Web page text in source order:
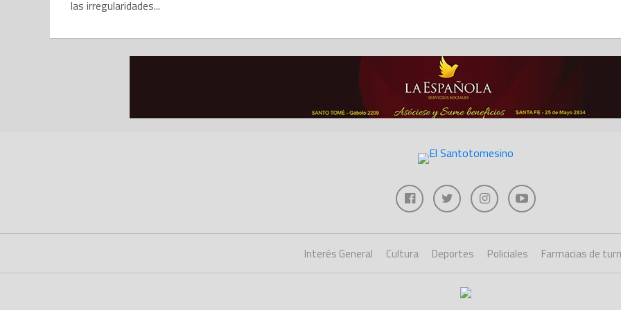
las irregularidades...
Interés General Cultura Deportes Policiales Farmacias de